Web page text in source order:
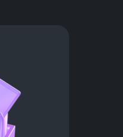
ты
курса